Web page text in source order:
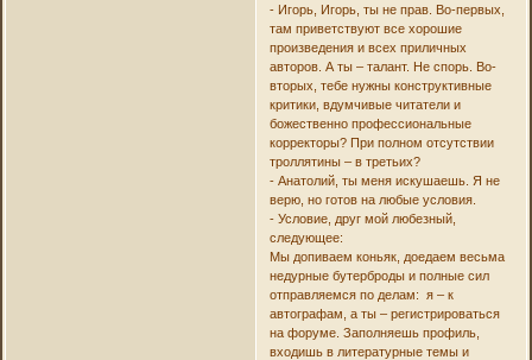
- Игорь, Игорь, ты не прав. Во-первых,
там приветствуют все хорошие
произведения и всех приличных
авторов. А ты – талант. Не спорь. Во-
вторых, тебе нужны конструктивные
критики, вдумчивые читатели и
божественно профессиональные
корректоры? При полном отсутствии
троллятины – в третьих?
- Анатолий, ты меня искушаешь. Я не
верю, но готов на любые условия.
- Условие, друг мой любезный,
следующее:
Мы допиваем коньяк, доедаем весьма
недурные бутерброды и полные сил
отправляемся по делам: я – к
автографам, а ты – регистрироваться
на форуме. Заполняешь профиль,
входишь в литературные темы и